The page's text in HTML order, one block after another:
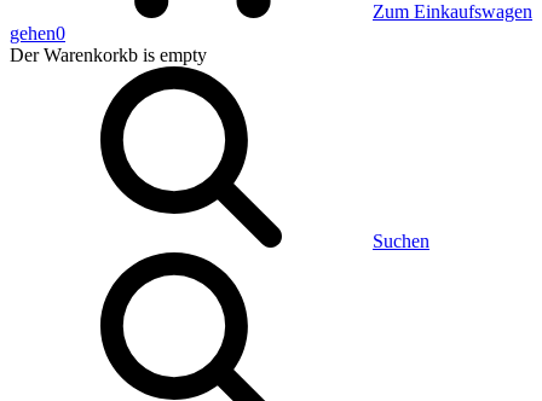
Zum Einkaufswagen
gehen0
Der Warenkorkb is empty
Suchen